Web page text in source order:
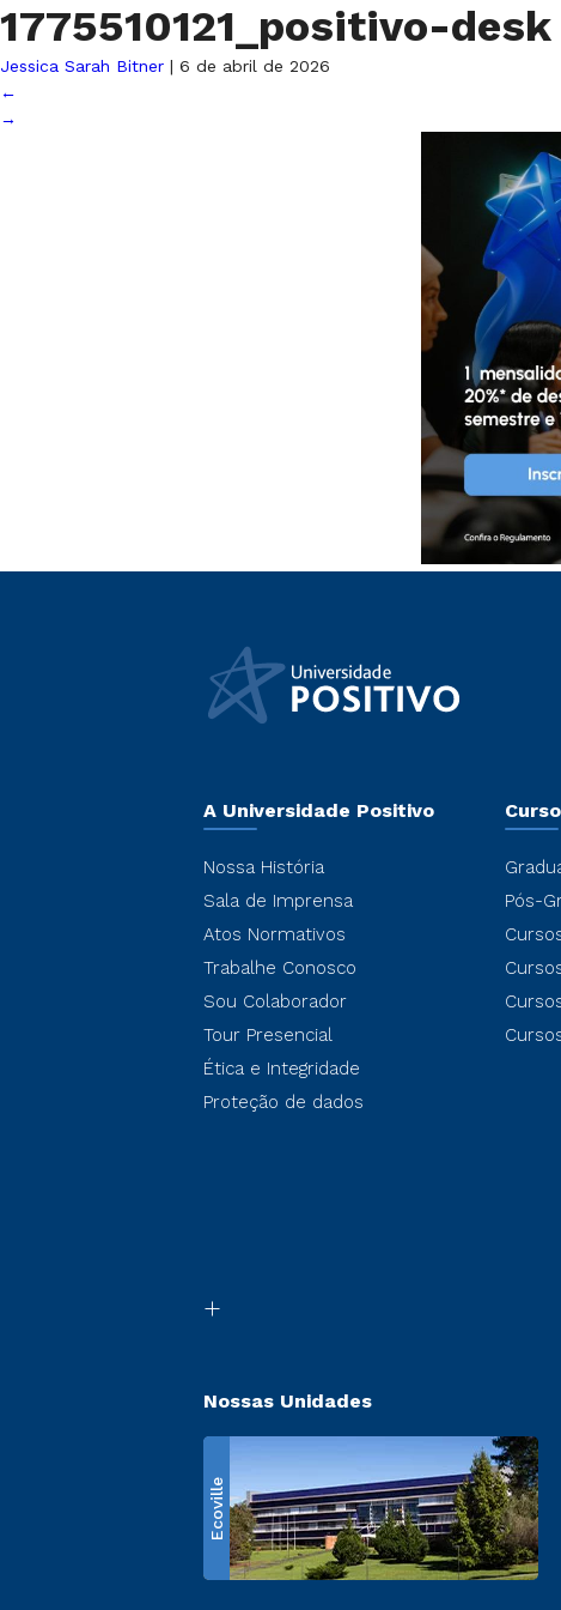
1775510121_positivo-desk
Jessica Sarah Bitner | 6 de abril de 2026
←
→
A Universidade Positivo
Nossa História
Sala de Imprensa
Atos Normativos
Trabalhe Conosco
Sou Colaborador
Tour Presencial
Ética e Integridade
Proteção de dados
Pós-
Nossas Unidades
Ecoville